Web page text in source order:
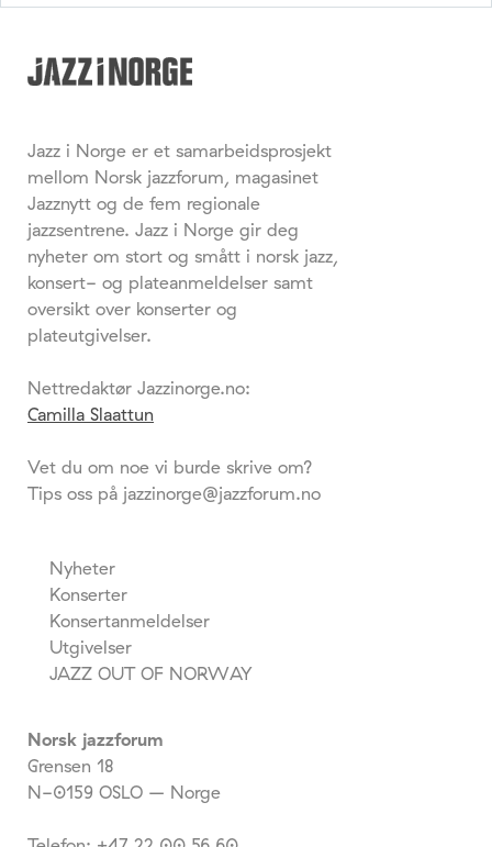
Jazz i Norge er et samarbeidsprosjekt
mellom Norsk jazzforum, magasinet
Jazznytt og de fem regionale
jazzsentrene. Jazz i Norge gir deg
nyheter om stort og smått i norsk jazz,
konsert- og plateanmeldelser samt
oversikt over konserter og
plateutgivelser.
Nettredaktør Jazzinorge.no:
Camilla Slaattun
Vet du om noe vi burde skrive om?
Tips oss på jazzinorge@jazzforum.no
Nyheter
Konserter
Konsertanmeldelser
Utgivelser
JAZZ OUT OF NORWAY
Norsk jazzforum
Grensen 18
N-0159 OSLO – Norge